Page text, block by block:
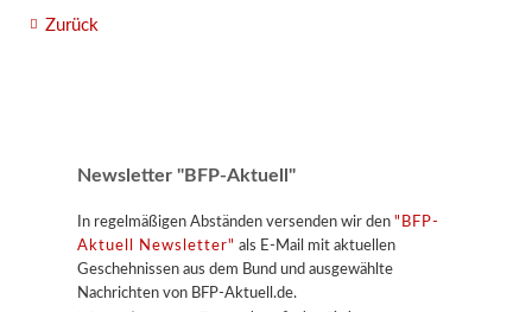
Zurück
Newsletter "BFP-Aktuell"
In regelmäßigen Abständen versenden wir den "BFP-
Aktuell Newsletter" als E-Mail mit aktuellen
Geschehnissen aus dem Bund und ausgewählte
Nachrichten von BFP-Aktuell.de.